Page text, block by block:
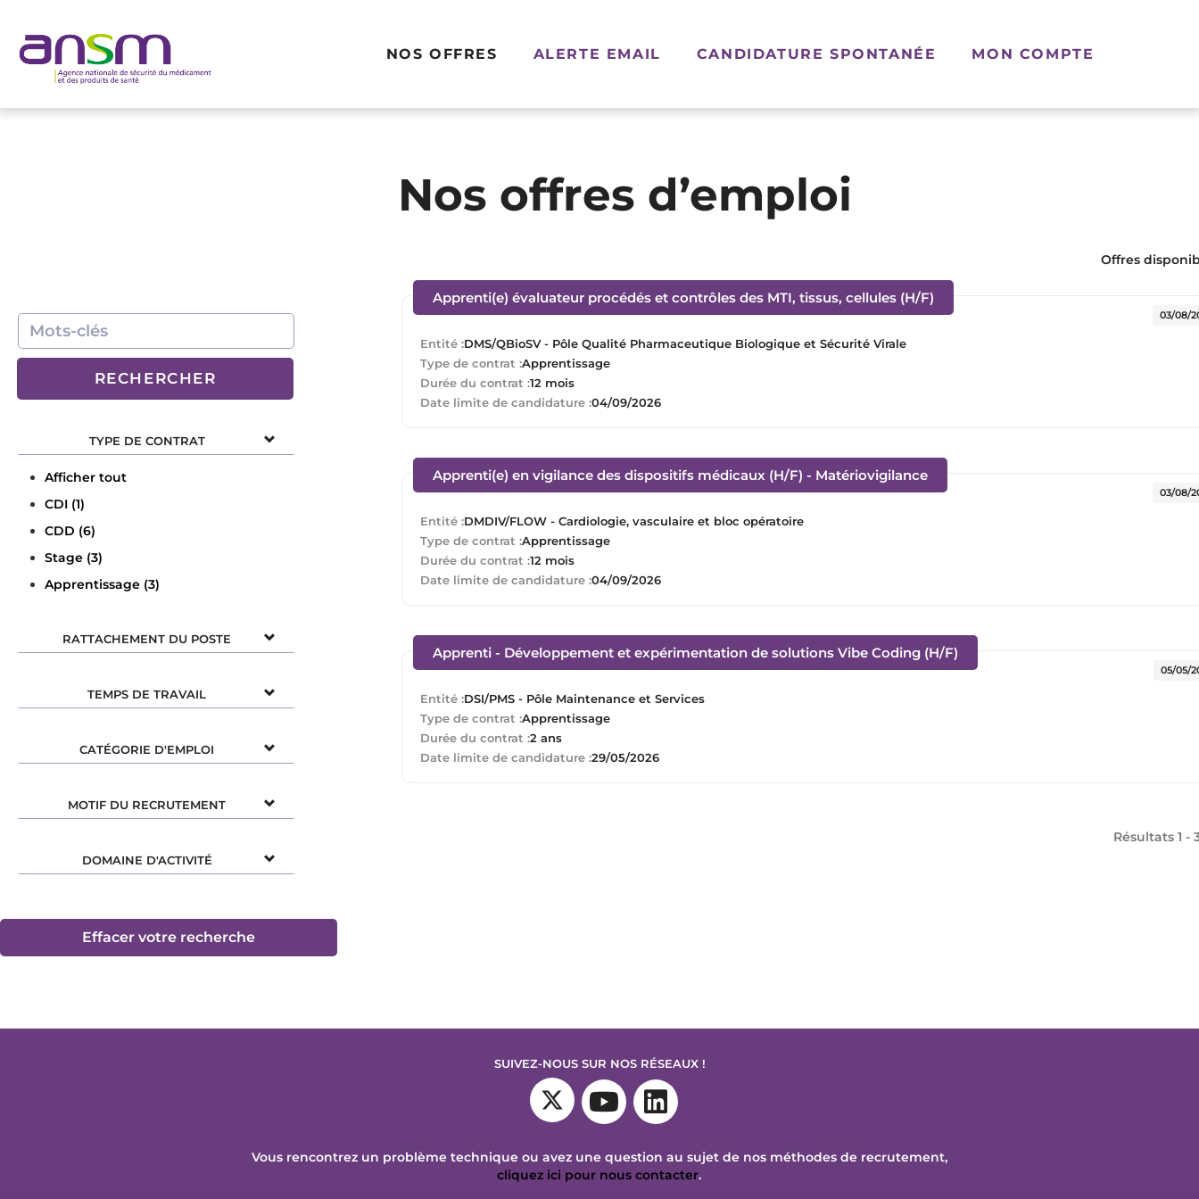
NOS OFFRES ALERTE EMAIL CANDIDATURE SPONTANÉE MON COMPTE
Nos offres d’emploi
RECHERCHER
TYPE DE CONTRAT
Afficher tout
CDI (1)
CDD (6)
Stage (3)
Apprentissage (3)
RATTACHEMENT DU POSTE
TEMPS DE TRAVAIL
CATÉGORIE D'EMPLOI
MOTIF DU RECRUTEMENT
DOMAINE D'ACTIVITÉ
Effacer votre recherche
Offres
Apprenti(e) évaluateur procédés et contrôles des MTI, tissus, cellules (H/F)
Entité :DMS/QBioSV - Pôle Qualité Pharmaceutique Biologique et Sécurité Virale
Type de contrat :Apprentissage
Durée du contrat :12 mois
03/08/
Date limite de candidature :04/09/2026
Apprenti(e) en vigilance des dispositifs médicaux (H/F) - Matériovigilance(Nouvelle fenêtre)
Entité :DMDIV/FLOW - Cardiologie, vasculaire et bloc opératoire
Type de contrat :Apprentissage
Durée du contrat :12 mois
03/08/
Date limite de candidature :04/09/2026
Apprenti - Développement et expérimentation de solutions Vibe Coding (H/F)
Entité :DSI/PMS - Pôle Maintenance et Services
Type de contrat :Apprentissage
Durée du contrat :2 ans
05/05/
Date limite de candidature :29/05/2026
Résultats 1 -
SUIVEZ-NOUS SUR NOS RÉSEAUX !
Vous rencontrez un problème technique ou avez une question au sujet de nos méthodes de recrutement,
cliquez ici pour nous contacter.